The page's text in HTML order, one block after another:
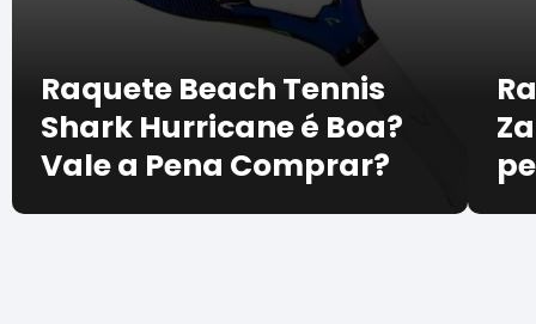
Raquete Beach Tennis
Shark Hurricane é Boa?
Vale a Pena Comprar?